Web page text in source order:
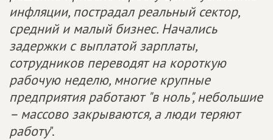
инфляции, пострадал реальный сектор,
средний и малый бизнес. Начались
задержки с выплатой зарплаты,
сотрудников переводят на короткую
рабочую неделю, многие крупные
предприятия работают "в ноль", небольшие
– массово закрываются, а люди теряют
работу".